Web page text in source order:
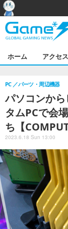
ホーム アクセ
パソコンか
タムPCで会
ち【
PC パーツ・周辺機器
2023.6.18 Sun 13:00